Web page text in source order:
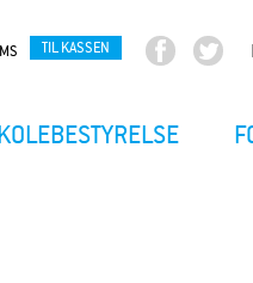
TIL KASSEN